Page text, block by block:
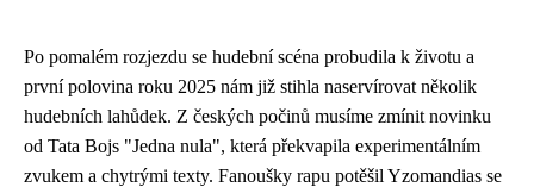
Po pomalém rozjezdu se hudební scéna probudila k životu a
první polovina roku 2025 nám již stihla naservírovat několik
hudebních lahůdek. Z českých počinů musíme zmínit novinku
od Tata Bojs "Jedna nula", která překvapila experimentálním
zvukem a chytrými texty. Fanoušky rapu potěšil Yzomandias se